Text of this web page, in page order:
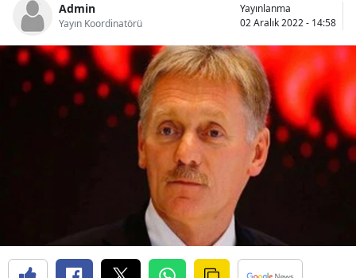
Bolu
Bursa
Çanakkale
Çankırı
Çorum
Denizli
Diyarbakır
Edirne
Admin
Yayın Koordinatörü
Yayınlanma
02 Aralık 2022 - 14:58